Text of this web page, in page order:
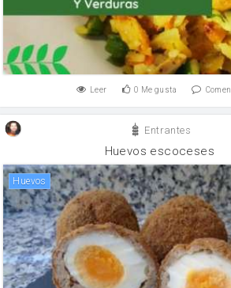
Leer 0 Me gusta
Entrantes
Huevos escoceses
huevos